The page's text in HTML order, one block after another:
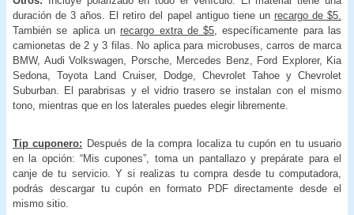
duración de 3 años. El retiro del papel antiguo tiene un recargo de $5.
También se aplica unrecargo extra de $5 , específicamente para las
camionetas de 2 y 3 filas. No aplica para microbuses, carros de marca
BMW, Audi Volkswagen, Porsche, Mercedes Benz, Ford Explorer, Kia
Sedona, Toyota Land Cruiser, Dodge, Chevrolet Tahoe y Chevrolet
Suburban. El parabrisas y el vidrio trasero se instalan con el mismo
tono, mientras que en los laterales puedes elegir libremente.
Tip cuponero: Después de la compra localiza tu cupón en tu usuario
en la opción: “Mis cupones”, toma un pantallazo y prepárate para el
canje de tu servicio. Y si realizas tu compra desde tu computadora,
podrás descargar tu cupón en formato PDF directamente desde el
mismo sitio.